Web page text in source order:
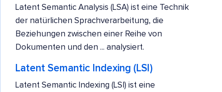
Latent Semantic Analysis (LSA) ist eine Technik
der natürlichen Sprachverarbeitung, die
Beziehungen zwischen einer Reihe von
Dokumenten und den ... analysiert.
Latent Semantic Indexing (LSI)
Latent Semantic Indexing (LSI) ist eine